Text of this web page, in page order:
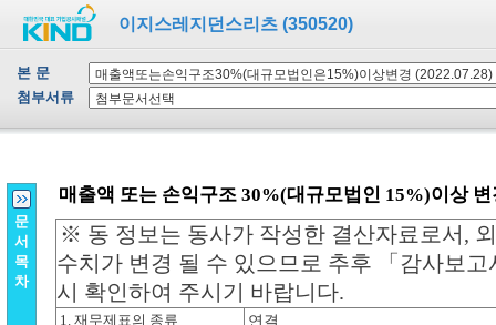
이지스레지던스리츠 (350520)
본 문
첨부서류
문
서
목
차